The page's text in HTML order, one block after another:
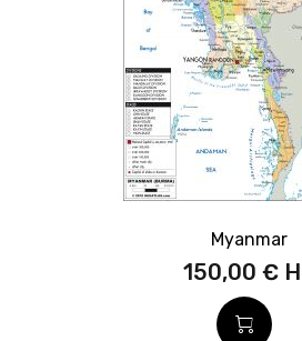
Myanmar
150,00 €